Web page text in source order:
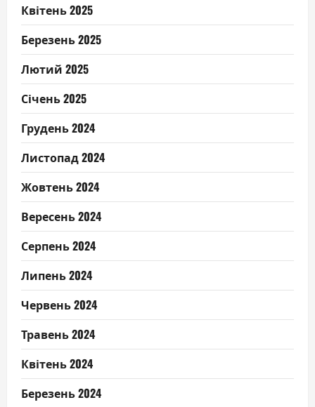
Квітень 2025
Березень 2025
Лютий 2025
Січень 2025
Грудень 2024
Листопад 2024
Жовтень 2024
Вересень 2024
Серпень 2024
Липень 2024
Червень 2024
Травень 2024
Квітень 2024
Березень 2024